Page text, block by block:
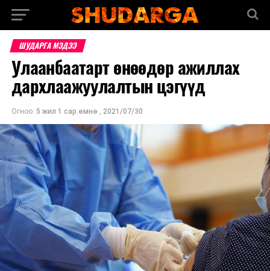
ШУДАРГА МЭДЭЭ
Улаанбаатарт өнөөдөр ажиллах
дархлаажуулалтын цэгүүд
Огноо: 5 жил 1 сар.өмнө , 2021/07/30